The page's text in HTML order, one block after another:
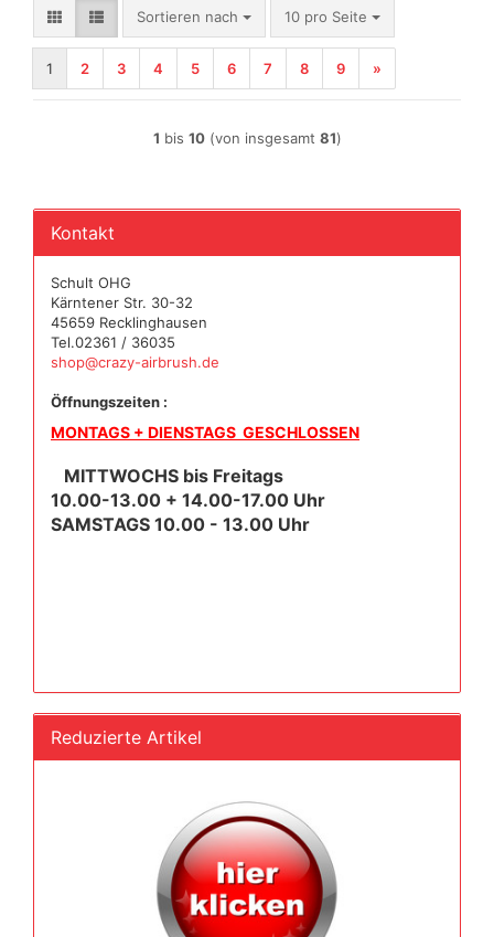
Sortieren nach
Sortieren nach 10 pro Seite
pro Seite
1 2 3 4 5 6 7 8 9 »
1 bis 10(von insgesamt 81)
Kontakt
Schult OHG
Kärntener Str. 30-32
45659 Recklinghausen
Tel.02361 / 36035
shop@crazy-airbrush.de
Öffnungszeiten :
MONTAGS + DIENSTAGS GESCHLOSSEN
MITTWOCHS bis Freitags
10.00-13.00 + 14.00-17.00 Uhr
SAMSTAGS 10.00 - 13.00 Uhr
Reduzierte Artikel